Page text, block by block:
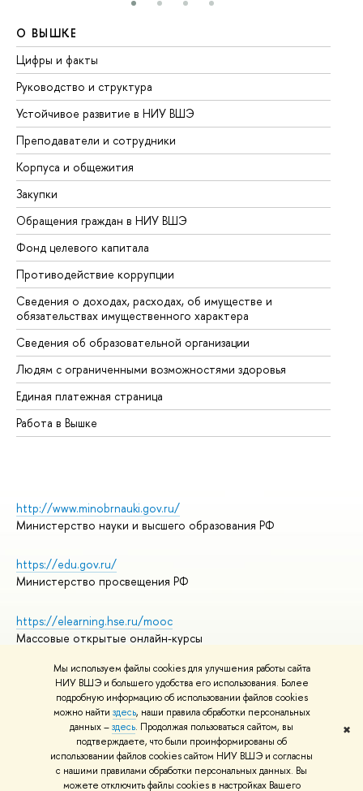
Мы используем файлы cookies для улучшения работы сайта
НИУ ВШЭ и большего удобства его использования. Более
подробную информацию об использовании файлов cookies
можно найти здесь, наши правила обработки персональных
данных –здесь. Продолжая пользоваться сайтом, вы
подтверждаете, что были проинформированы об
использовании файлов cookies сайтом НИУ ВШЭ и согласны
с нашими правилами обработки персональных данных. Вы
можете отключить файлы cookies в настройках Вашего
✖
О ВЫШКЕ
Цифры и факты
Руководство и структура
Устойчивое развитие в НИУ ВШЭ
Преподаватели и сотрудники
Корпуса и общежития
Закупки
Обращения граждан в НИУ ВШЭ
Фонд целевого капитала
Противодействие коррупции
Сведения о доходах, расходах, об имуществе и
обязательствах имущественного характера
Сведения об образовательной организации
Людям с ограниченными возможностями здоровья
Единая платежная страница
Работа в Вышке
http://www.minobrnauki.gov.ru/
Министерство науки и высшего образования РФ
https://edu.gov.ru/
Министерство просвещения РФ
https://elearning.hse.ru/mooc
Массовые открытые онлайн-курсы
© НИУ ВШЭ 1993–2026
Адреса и контакты
Условия использования материалов
Политика конфиденциальности
Правила применения рекомендательных технологий в НИУ ВШЭ
Карта сайта